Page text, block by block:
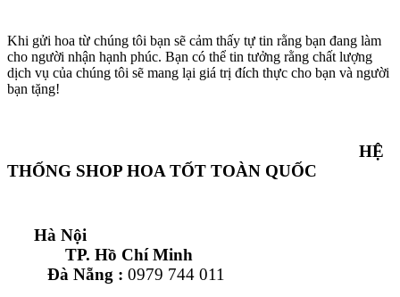
Khi gửi hoa từ chúng tôi bạn sẽ cảm thấy tự tin rằng bạn đang làm
cho người nhận hạnh phúc. Bạn có thể tin tưởng rằng chất lượng
dịch vụ của chúng tôi sẽ mang lại giá trị đích thực cho bạn và người
bạn tặng!
HỆ
THỐNG SHOP HOA TỐT TOÀN QUỐC
Hà Nội
TP. Hồ Chí Minh
Đà Nẵng : 0979 744 011